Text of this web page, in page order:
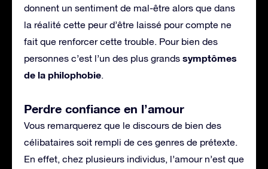
donnent un sentiment de mal-être alors que dans
la réalité cette peur d’être laissé pour compte ne
fait que renforcer cette trouble. Pour bien des
personnes c’est l’un des plus grands symptômes
de la philophobie.
Perdre confiance en l’amour
Vous remarquerez que le discours de bien des
célibataires soit rempli de ces genres de prétexte.
En effet, chez plusieurs individus, l’amour n’est que